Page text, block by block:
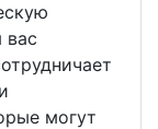
вас
могут